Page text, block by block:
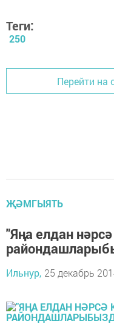
Теги:
250
Перейти на
ҖӘМГЫЯТЬ
"Яңа елдан
Ильнур, 25 декабрь